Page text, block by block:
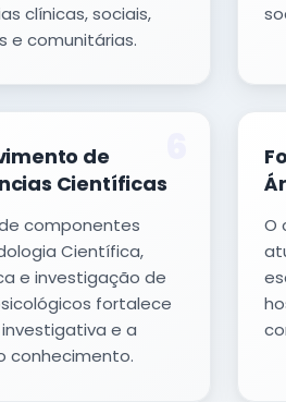
clínicas, sociais,
e comunitárias.
de
Científicas
componentes
Científica,
e investigação de
fortalece
e a
conhecimento.
O